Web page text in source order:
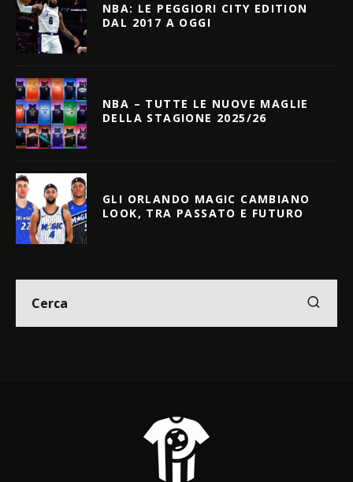
NBA: LE PEGGIORI CITY EDITION
DAL 2017 A OGGI
NBA – TUTTE LE NUOVE MAGLIE
DELLA STAGIONE 2025/26
GLI ORLANDO MAGIC CAMBIANO
LOOK, TRA PASSATO E FUTURO